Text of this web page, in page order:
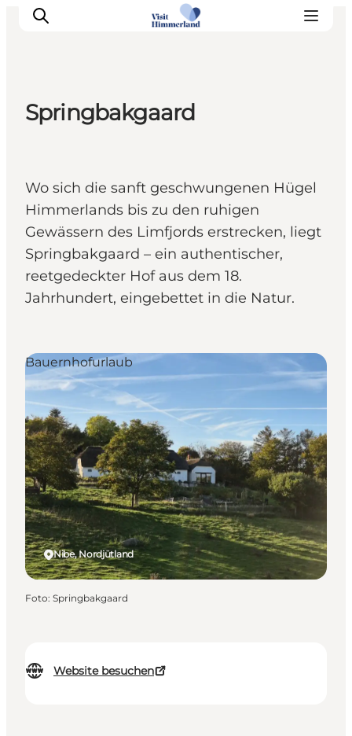
Städte und Orte
Das passiert
Reiseplanung
Praktische Informationen
Springbakgaard
Wo sich die sanft geschwungenen Hügel
Himmerlands bis zu den ruhigen
Gewässern des Limfjords erstrecken, liegt
Springbakgaard – ein authentischer,
reetgedeckter Hof aus dem 18.
Jahrhundert, eingebettet in die Natur.
Website besuchen
Nibe, Nordjütland
Bauernhofurlaub
Foto: Springbakgaard